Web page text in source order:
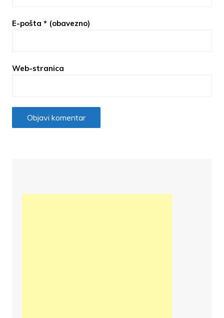
E-pošta * (obavezno)
Web-stranica